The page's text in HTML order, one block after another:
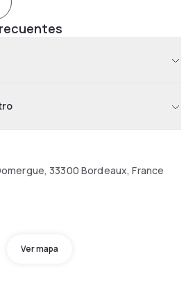
33300 Bordeaux, France
Ver mapa